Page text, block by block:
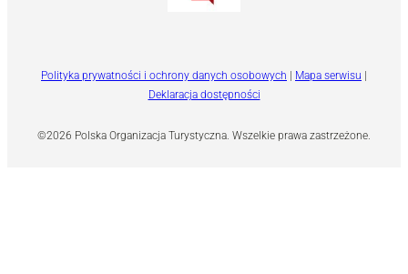
©2026 Polska Organizacja Turystyczna. Wszelkie prawa zastrzeżone.
Polityka prywatności i ochrony danych osobowych | Mapa serwisu |
Deklaracja dostępności